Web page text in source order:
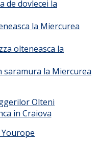
de dovlecei la
la Miercurea
olteneasca la
saramura la Miercurea